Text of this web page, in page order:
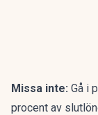
Missa inte: Gå i
procent av